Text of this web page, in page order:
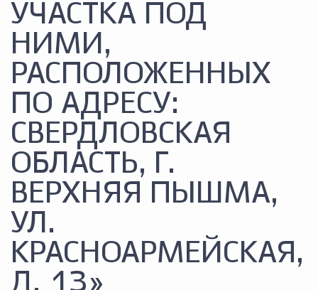
УЧАСТКА ПОД
НИМИ,
РАСПОЛОЖЕННЫХ
ПО АДРЕСУ:
СВЕРДЛОВСКАЯ
ОБЛАСТЬ, Г.
ВЕРХНЯЯ ПЫШМА,
УЛ.
КРАСНОАРМЕЙСКАЯ,
Д. 13»